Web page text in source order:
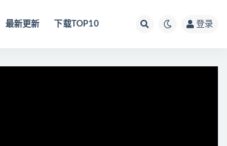
最新更新 下载TOP10 登录